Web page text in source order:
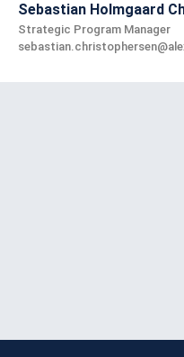
Sebastian Holmgaard
Strategic Program Manager